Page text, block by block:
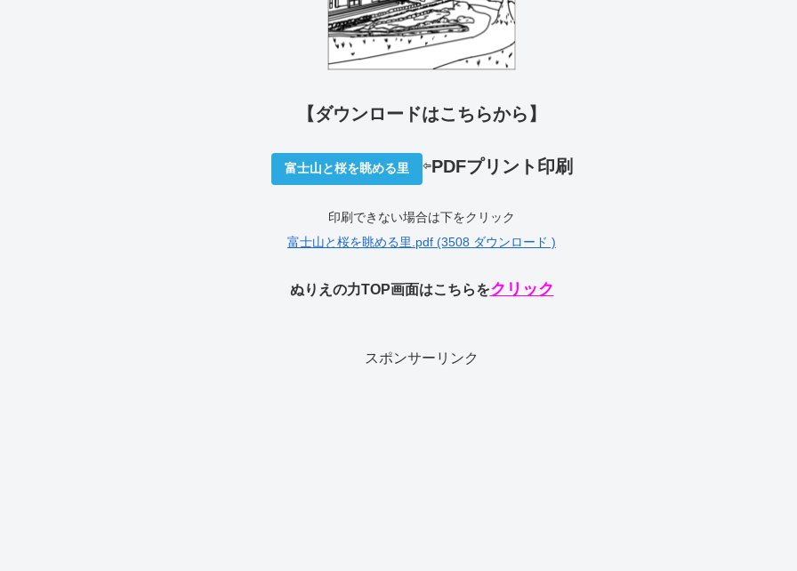
【ダウンロードはこちらから】
富士山と桜を眺める里 ⇦PDFプリント印刷
印刷できない場合は下をクリック
富士山と桜を眺める里.pdf (3508 ダウンロード )
ぬりえの力TOP画面はこちらをクリック
スポンサーリンク